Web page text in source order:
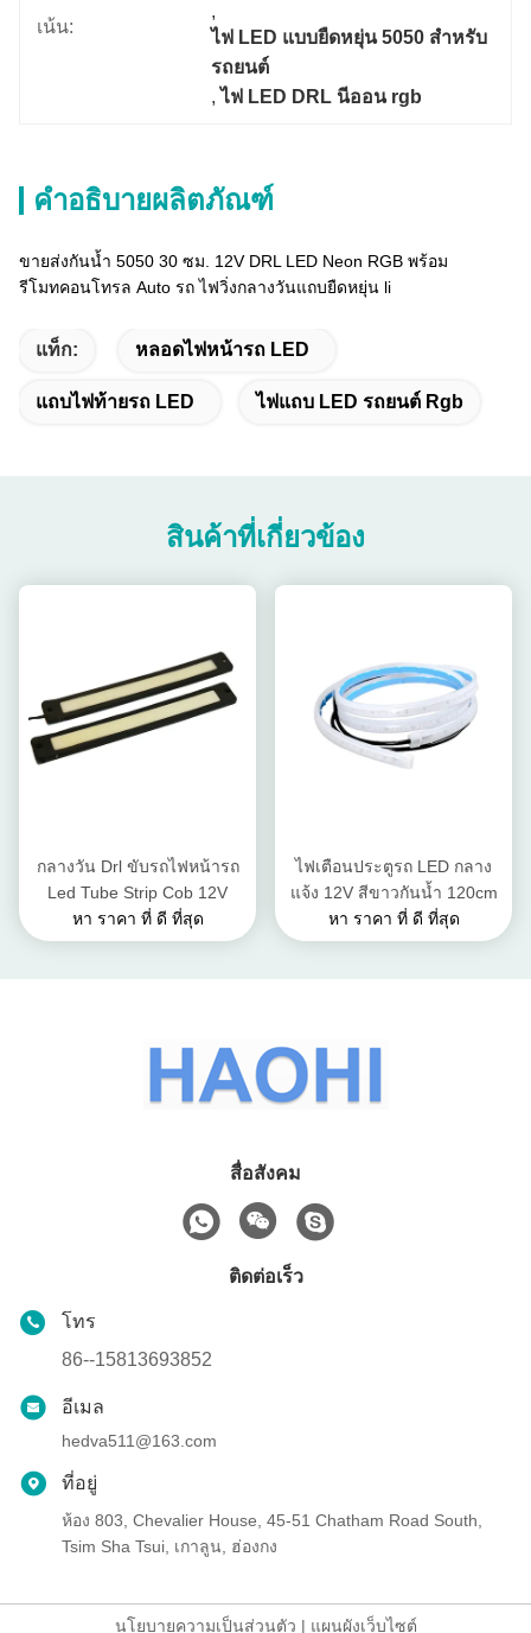
เน้น:
,
ไฟ LED แบบยืดหยุ่น 5050 สำหรับ
รถยนต์
, ไฟ LED DRL นีออน rgb
คำอธิบายผลิตภัณฑ์
ขายส่งกันน้ำ 5050 30 ซม. 12V DRL LED Neon RGB พร้อม
รีโมทคอนโทรล Auto รถ ไฟวิ่งกลางวันแถบยืดหยุ่น li
แท็ก: หลอดไฟหน้ารถ LED
แถบไฟท้ายรถ LED ไฟแถบ LED รถยนต์ Rgb
สินค้าที่เกี่ยวข้อง
กลางวัน Drl ขับรถไฟหน้ารถ
Led Tube Strip Cob 12V
หา ราคา ที่ ดี ที่สุด
ไฟเตือนประตูรถ LED กลาง
แจ้ง 12V สีขาวกันน้ำ 120cm
หา ราคา ที่ ดี ที่สุด
สื่อสังคม
ติดต่อเร็ว
โทร
86--15813693852
อีเมล
hedva511@163.com
ที่อยู่
ห้อง 803, Chevalier House, 45-51 Chatham Road South,
Tsim Sha Tsui, เกาลูน, ฮ่องกง
นโยบายความเป็นส่วนตัว | แผนผังเว็บไซต์